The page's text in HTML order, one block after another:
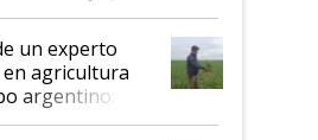
un experto
agricultura
argentino: